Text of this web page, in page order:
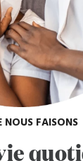
NOUS FAISONS